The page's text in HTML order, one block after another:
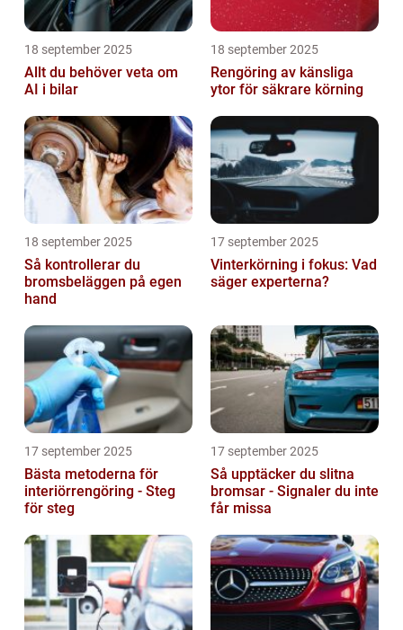
18 september 2025
Allt du behöver veta om
AI i bilar
18 september 2025
Rengöring av känsliga
ytor för säkrare körning
18 september 2025
Så kontrollerar du
bromsbeläggen på egen
hand
17 september 2025
Vinterkörning i fokus: Vad
säger experterna?
17 september 2025
Bästa metoderna för
interiörrengöring - Steg
för steg
17 september 2025
Så upptäcker du slitna
bromsar - Signaler du inte
får missa